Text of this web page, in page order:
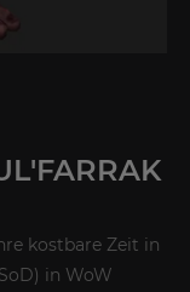
kostbare Zeit in
in WoW